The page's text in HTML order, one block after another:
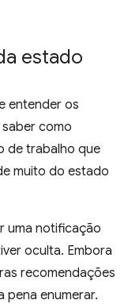
estado
entender os
saber como
de trabalho que
muito do estado
uma notificação
oculta. Embora
recomendações
pena enumerar.